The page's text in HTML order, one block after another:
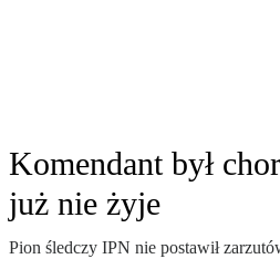
Komendant był
już nie żyje
Pion śledczy IPN nie postawił